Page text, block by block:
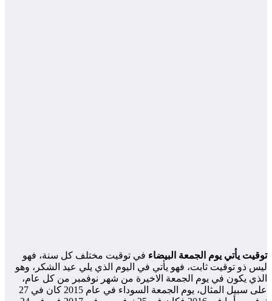
يأتي يوم الجمعة البيضاءفي توقيت مختلف كل سنة، فهو
ذو توقيت ثابت، فهو يأتي في اليوم الذي يلي عيد الشكر، وهو
يكون في يوم الجمعة الاخيرة من شهر نوفمبر من كل عام،
على سبيل المثال، يوم الجمعة السوداء في عام 2015 كان في 27